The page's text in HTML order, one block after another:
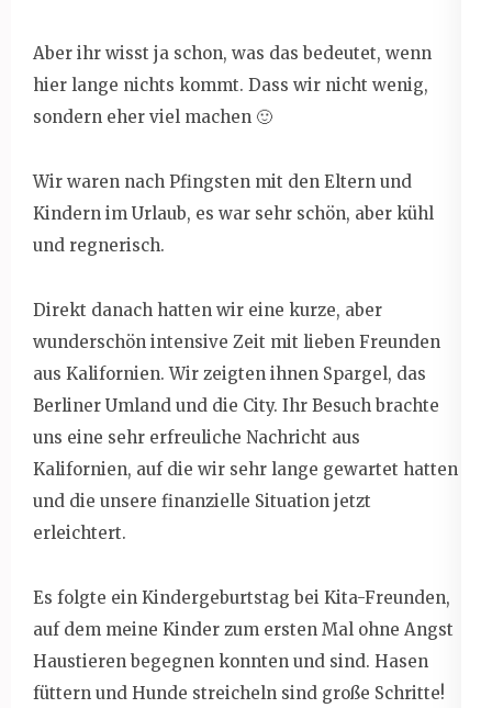
Aber ihr wisst ja schon, was das bedeutet, wenn
hier lange nichts kommt. Dass wir nicht wenig,
sondern eher viel machen 🙂
Wir waren nach Pfingsten mit den Eltern und
Kindern im Urlaub, es war sehr schön, aber kühl
und regnerisch.
Direkt danach hatten wir eine kurze, aber
wunderschön intensive Zeit mit lieben Freunden
aus Kalifornien. Wir zeigten ihnen Spargel, das
Berliner Umland und die City. Ihr Besuch brachte
uns eine sehr erfreuliche Nachricht aus
Kalifornien, auf die wir sehr lange gewartet hatten
und die unsere finanzielle Situation jetzt
erleichtert.
Es folgte ein Kindergeburtstag bei Kita-Freunden,
auf dem meine Kinder zum ersten Mal ohne Angst
Haustieren begegnen konnten und sind. Hasen
füttern und Hunde streicheln sind große Schritte!